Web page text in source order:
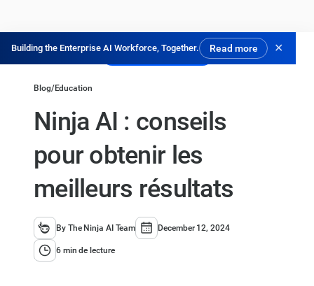
Building the Enterprise AI Workforce, Together. Read more ✕
Essayer gratuitement
Blog/Education
Ninja AI : conseils
pour obtenir les
meilleurs résultats
By The Ninja AI Team December 12, 2024
6 min de lecture